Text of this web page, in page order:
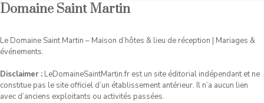
Domaine Saint Martin
Le Domaine Saint Martin – Maison d’hôtes & lieu de réception | Mariages &
événements.
Disclaimer : LeDomaineSaintMartin.fr est un site éditorial indépendant et ne
constitue pas le site officiel d’un établissement antérieur. Il n’a aucun lien
avec d’anciens exploitants ou activités passées.